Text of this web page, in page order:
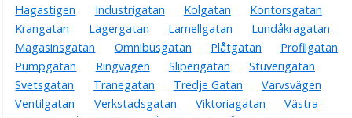
Hagastigen
Industrigatan Kolgatan
Kontorsgatan
Krangatan
Lagergatan Lamellgatan
Lundåkragatan
Magasinsgatan
Omnibusgatan Plåtgatan
Profilgatan
Pumpgatan
Ringvägen Sliperigatan
Stuverigatan
Svetsgatan
Tranegatan Tredje Gatan
Varvsvägen
Ventilgatan
Verkstadsgatan Viktoriagatan
Västra